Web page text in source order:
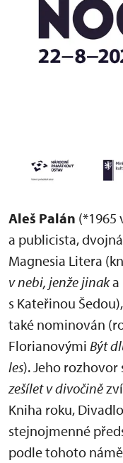
Aleš Palán (*1965
a publicista,
Magnesia Litera
v nebi, jenže jinaka
s Kateřinou
také nominován
Florianovými Být
les). Jeho
zešílet v divočině
Kniha roku,
stejnojmenné
podle tohoto